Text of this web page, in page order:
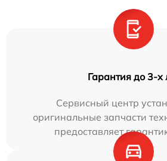
Гарантия до 3-х
Сервисный центр
оригинальные запчасти
предоставляет